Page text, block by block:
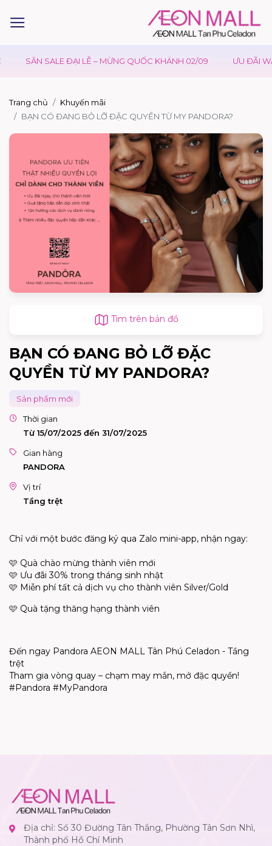
SĂN SALE ĐẠI LỄ – MỪNG QUỐC KHÁNH 02/09 ƯU ĐÃI
Trang chủ
Khuyến mãi
BẠN CÓ ĐANG BỎ LỠ ĐẶC QUYỀN TỪ MY PANDORA?
Tìm trên bản đồ
BẠN CÓ ĐANG BỎ LỠ ĐẶC
QUYỀN TỪ MY PANDORA?
Sản phẩm mới
Thời gian
Từ 15/07/2025 đến 31/07/2025
Gian hàng
PANDORA
Vị trí
Tầng trệt
Chỉ với một bước đăng ký qua Zalo mini-app, nhận ngay:
🩷 Quà chào mừng thành viên mới
🩷 Ưu đãi 30% trong tháng sinh nhật
🩷 Miễn phí tất cả dịch vụ cho thành viên Silver/Gold
🩷 Quà tặng thăng hạng thành viên
Đến ngay Pandora AEON MALL Tân Phú Celadon - Tầng
trệt
Tham gia vòng quay – chạm may mắn, mở đặc quyền!
#Pandora #MyPandora
Địa chỉ: Số 30 Đường Tân Thắng, Phường Tân Sơn Nhì,
Thành phố Hồ Chí Minh